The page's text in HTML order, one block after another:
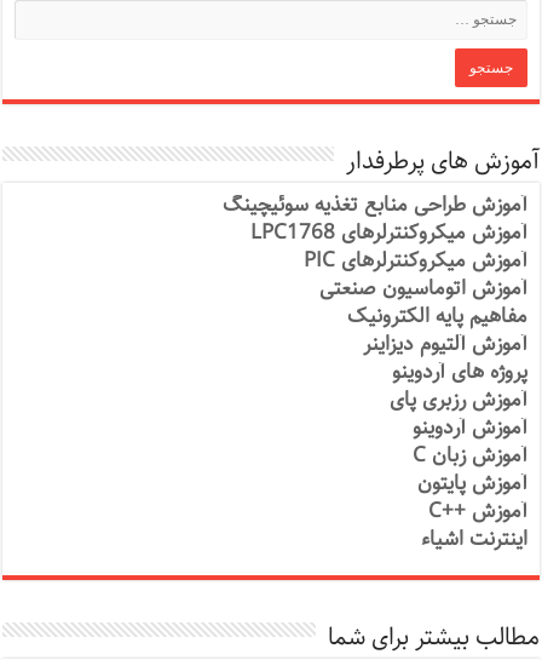
آموزش های پرطرفدار
آموزش طراحی منابع تغذیه سوئیچینگ
آموزش میکروکنترلرهای LPC1768
آموزش میکروکنترلرهای PIC
آموزش اتوماسیون صنعتی
مفاهیم پایه الکترونیک
آموزش آلتیوم دیزاینر
پروژه های آردوینو
آموزش رزبری پای
آموزش آردوینو
آموزش زبان C
آموزش پایتون
آموزش ++C
اینترنت اشیاء
مطالب بیشتر برای شما